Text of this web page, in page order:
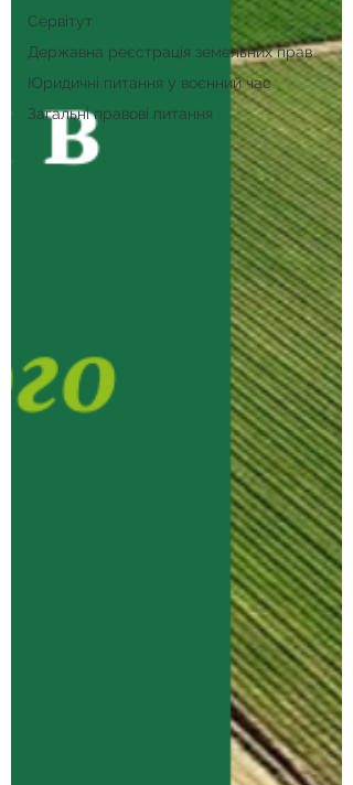
Сервітут
Державна реєстрація земельних прав
Юридичні питання у воєнний час
Загальні правові питання